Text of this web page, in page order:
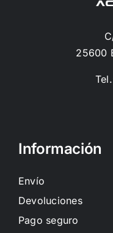
25600
Información
Envío
Devoluciones
Pago seguro